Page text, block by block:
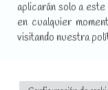
aplicarán solo a
en cualquier
visitando nuestra